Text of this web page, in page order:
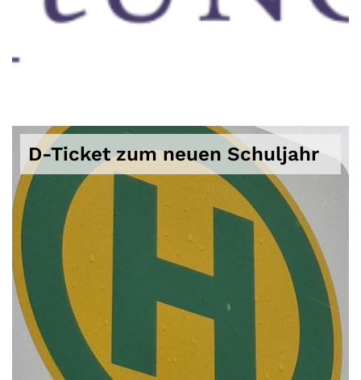
D-Ticket zum neuen Schuljahr